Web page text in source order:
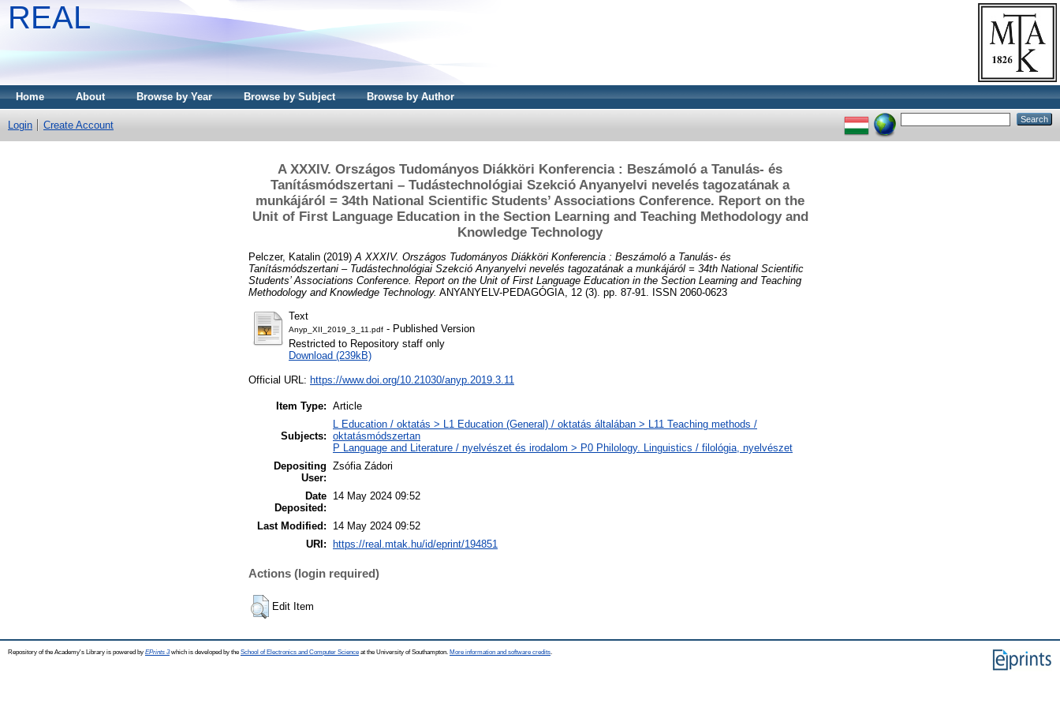
REAL
Home About Browse by Year Browse by Subject Browse by Author
Login Create Account
A XXXIV. Országos Tudományos Diákköri Konferencia : Beszámoló a Tanulás- és
Tanításmódszertani – Tudástechnológiai Szekció Anyanyelvi nevelés tagozatának a
munkájáról = 34th National Scientific Students’ Associations Conference. Report on the
Unit of First Language Education in the Section Learning and Teaching Methodology and
Knowledge Technology
Pelczer, Katalin (2019) A XXXIV. Országos Tudományos Diákköri Konferencia : Beszámoló a Tanulás- és
Tanításmódszertani – Tudástechnológiai Szekció Anyanyelvi nevelés tagozatának a munkájáról = 34th National Scientific
Students’ Associations Conference. Report on the Unit of First Language Education in the Section Learning and Teaching
Methodology and Knowledge Technology. ANYANYELV-PEDAGÓGIA, 12 (3). pp. 87-91. ISSN 2060-0623
Text
Anyp_XII_2019_3_11.pdf - Published Version
Restricted to Repository staff only
Download (239kB)
Official URL: https://www.doi.org/10.21030/anyp.2019.3.11
Item Type: Article
Subjects:
L Education / oktatás > L1 Education (General) / oktatás általában > L11 Teaching methods /
oktatásmódszertan
P Language and Literature / nyelvészet és irodalom > P0 Philology. Linguistics / filológia, nyelvészet
Depositing
User:
Zsófia Zádori
Date
Deposited:
14 May 2024 09:52
Last Modified:
14 May 2024 09:52
URI:
https://real.mtak.hu/id/eprint/194851
Actions (login required)
Edit Item
Repository of the Academy's Library is powered by EPrints 3which is developed by the School of Electronics and Computer Science at the University of Southampton. More information and software credits